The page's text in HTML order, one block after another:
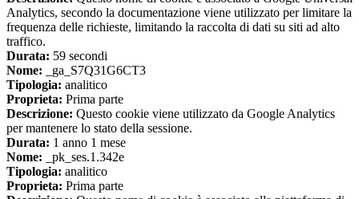
Analytics, secondo la documentazione viene utilizzato per limitare la
frequenza delle richieste, limitando la raccolta di dati su siti ad alto
traffico.
Durata: 59 secondi
Nome: _ga_S7Q31G6CT3
Tipologia: analitico
Proprieta: Prima parte
Descrizione: Questo cookie viene utilizzato da Google Analytics
per mantenere lo stato della sessione.
Durata: 1 anno 1 mese
Nome: _pk_ses.1.342e
Tipologia: analitico
Proprieta: Prima parte